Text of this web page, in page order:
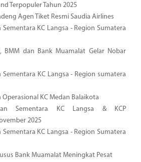
Terpopuler Tahun 2025
Agen Tiket Resmi Saudia Airlines
KC Langsa - Region Sumatera
BMM dan Bank Muamalat Gelar Nobar
Sementara KC Langsa - Region sumatera
Operasional KC Medan Balaikota
Sementara KC Langsa & KCP
2025
KC Langsa - Region Sumatera
Bank Muamalat Meningkat Pesat